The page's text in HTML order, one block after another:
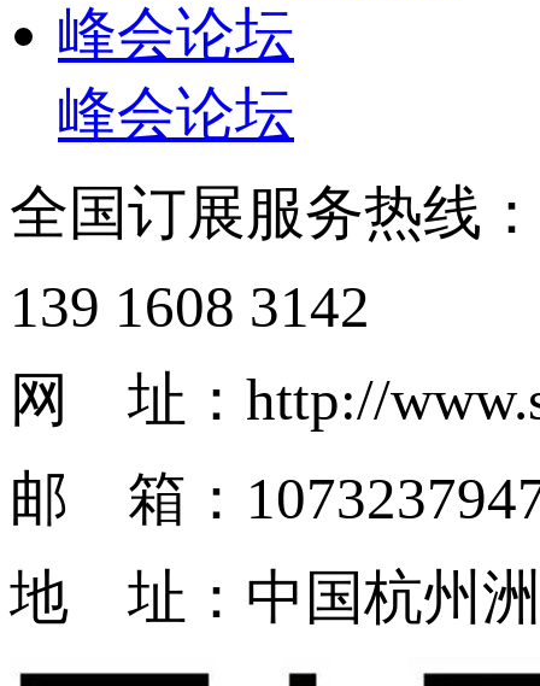
峰会论坛
峰会论坛
全国订展服务热线：
139 1608 3142
网 址：http://
邮 箱：
地 址：中国杭州